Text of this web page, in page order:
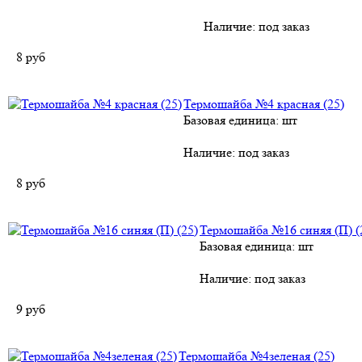
Наличие: под заказ
8 руб
Термошайба №4 красная (25)
Базовая единица: шт
Наличие: под заказ
8 руб
Термошайба №16 синяя (П)
Базовая единица: шт
Наличие: под заказ
9 руб
Термошайба №4зеленая (25)